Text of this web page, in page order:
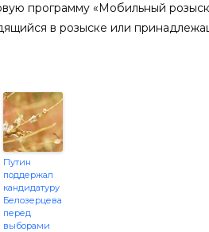
программу «Мобильный
в розыске или
Путин
поддержал
кандидатуру
Белозерцева
перед
выборами